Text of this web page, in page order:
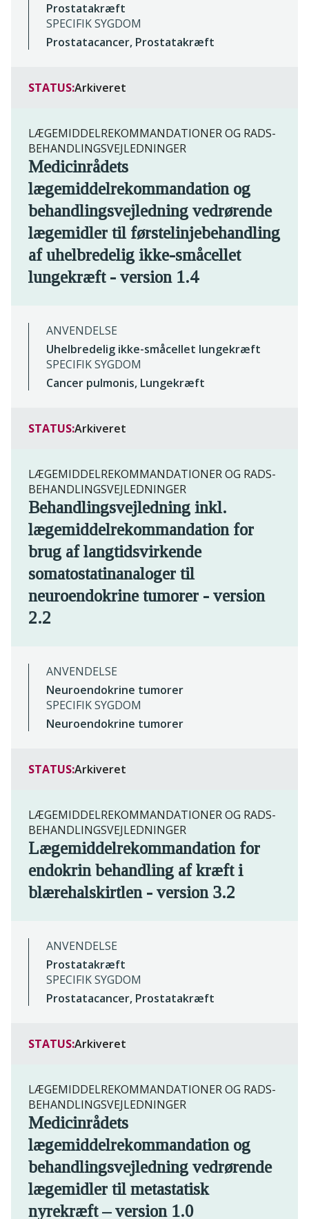
Prostatakræft
SPECIFIK SYGDOM
Prostatacancer, Prostatakræft
STATUS:Arkiveret
LÆGEMIDDELREKOMMANDATIONER OG RADS-
BEHANDLINGSVEJLEDNINGER
Medicinrådets
lægemiddelrekommandation og
behandlingsvejledning vedrørende
lægemidler til førstelinjebehandling
af uhelbredelig ikke-småcellet
lungekræft - version 1.4
ANVENDELSE
Uhelbredelig ikke-småcellet lungekræft
SPECIFIK SYGDOM
Cancer pulmonis, Lungekræft
STATUS:Arkiveret
LÆGEMIDDELREKOMMANDATIONER OG RADS-
BEHANDLINGSVEJLEDNINGER
Behandlingsvejledning inkl.
lægemiddelrekommandation for
brug af langtidsvirkende
somatostatinanaloger til
neuroendokrine tumorer - version
2.2
ANVENDELSE
Neuroendokrine tumorer
SPECIFIK SYGDOM
Neuroendokrine tumorer
STATUS:Arkiveret
LÆGEMIDDELREKOMMANDATIONER OG RADS-
BEHANDLINGSVEJLEDNINGER
Lægemiddelrekommandation for
endokrin behandling af kræft i
blærehalskirtlen - version 3.2
ANVENDELSE
Prostatakræft
SPECIFIK SYGDOM
Prostatacancer, Prostatakræft
STATUS:Arkiveret
LÆGEMIDDELREKOMMANDATIONER OG RADS-
BEHANDLINGSVEJLEDNINGER
Medicinrådets
lægemiddelrekommandation og
behandlingsvejledning vedrørende
lægemidler til metastatisk
nyrekræft – version 1.0